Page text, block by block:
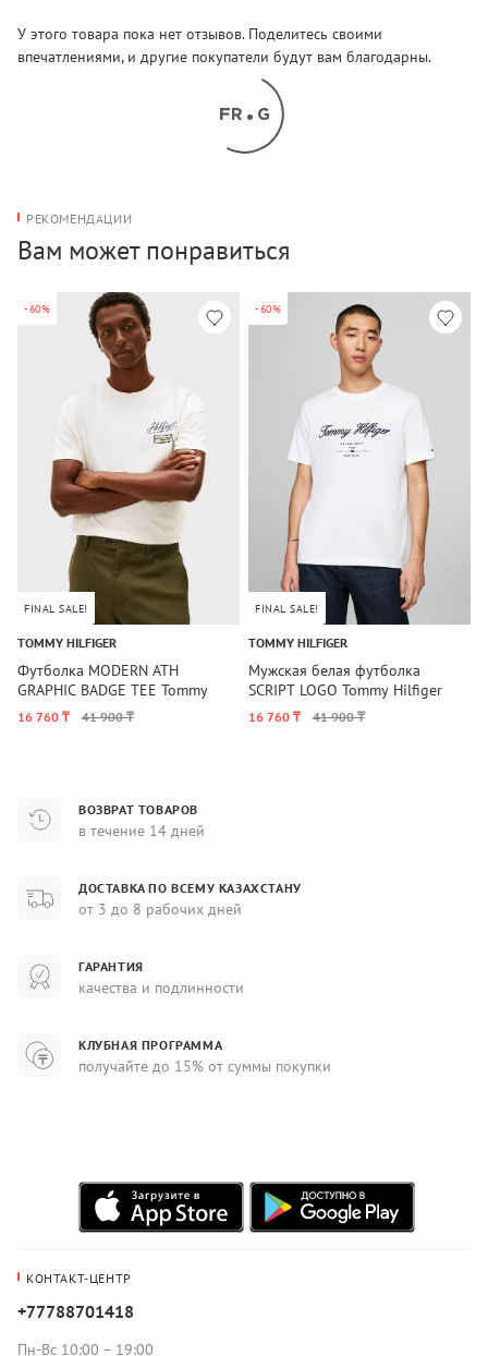
У этого товара пока нет отзывов. Поделитесь своими
впечатлениями, и другие покупатели будут вам благодарны.
РЕКОМЕНДАЦИИ
Вам может понравиться
-60%
FINAL SALE!
TOMMY HILFIGER
Футболка MODERN ATH
GRAPHIC BADGE TEE Tommy
Hilfiger
16 760 ₸ 41 900 ₸
-60%
FINAL SALE!
TOMMY HILFIGER
Мужская белая футболка
SCRIPT LOGO Tommy Hilfiger
16 760 ₸ 41 900 ₸
ВОЗВРАТ ТОВАРОВ
в течение 14 дней
ДОСТАВКА ПО ВСЕМУ КАЗАХСТАНУ
от 3 до 8 рабочих дней
ГАРАНТИЯ
качества и подлинности
КЛУБНАЯ ПРОГРАММА
получайте до 15% от суммы покупки
КОНТАКТ-ЦЕНТР
+77788701418
Пн-Вс 10:00 – 19:00